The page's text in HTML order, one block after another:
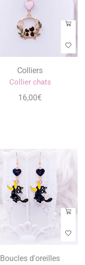
Colliers
Collier chats
16,00€
Boucles d'oreilles